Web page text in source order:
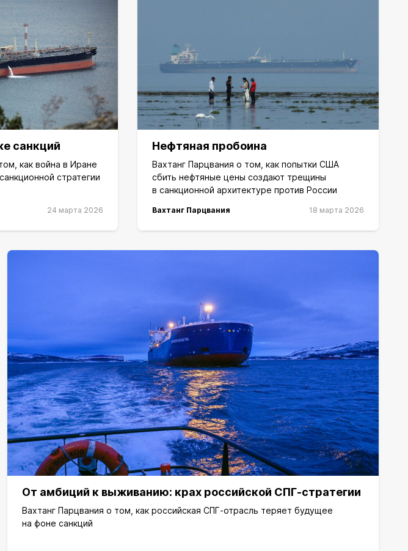
санкций
как война в Иране
стратегии
24 марта 2026
Нефтяная пробоина
Вахтанг Парцвания о том, как попытки США
сбить нефтяные цены создают трещины
в санкционной архитектуре против России
Вахтанг Парцвания 18 марта 2026
От амбиций к выживанию: крах российской СПГ-стратегии
Вахтанг Парцвания о том, как российская СПГ-отрасль теряет будущее
на фоне санкций